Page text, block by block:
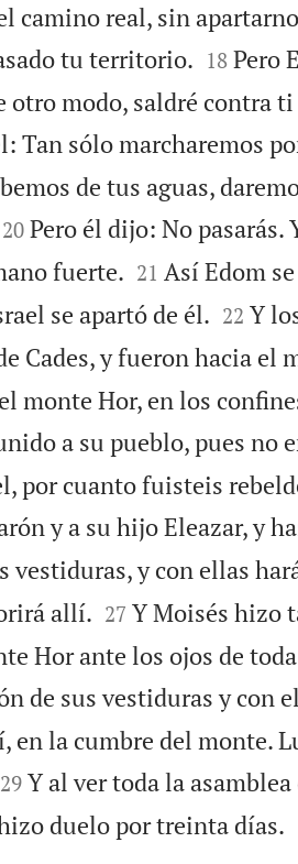
camino real, sin
tu territorio.
18 Pero
otro modo, saldré contra
Tan sólo marcharemos
de tus aguas,

20 Pero él dijo: No pasarás.
fuerte.
21 Así Edom
se apartó de él.
22 Y
Cades, y fueron hacia el
monte Hor, en los
a su pueblo, pues no
por cuanto fuisteis
y a su hijo Eleazar, y
vestiduras, y con ellas
allí.
27 Y Moisés hizo
Hor ante los ojos de
de sus vestiduras y con
la cumbre del monte.

29 Y al ver toda la
duelo por treinta días.